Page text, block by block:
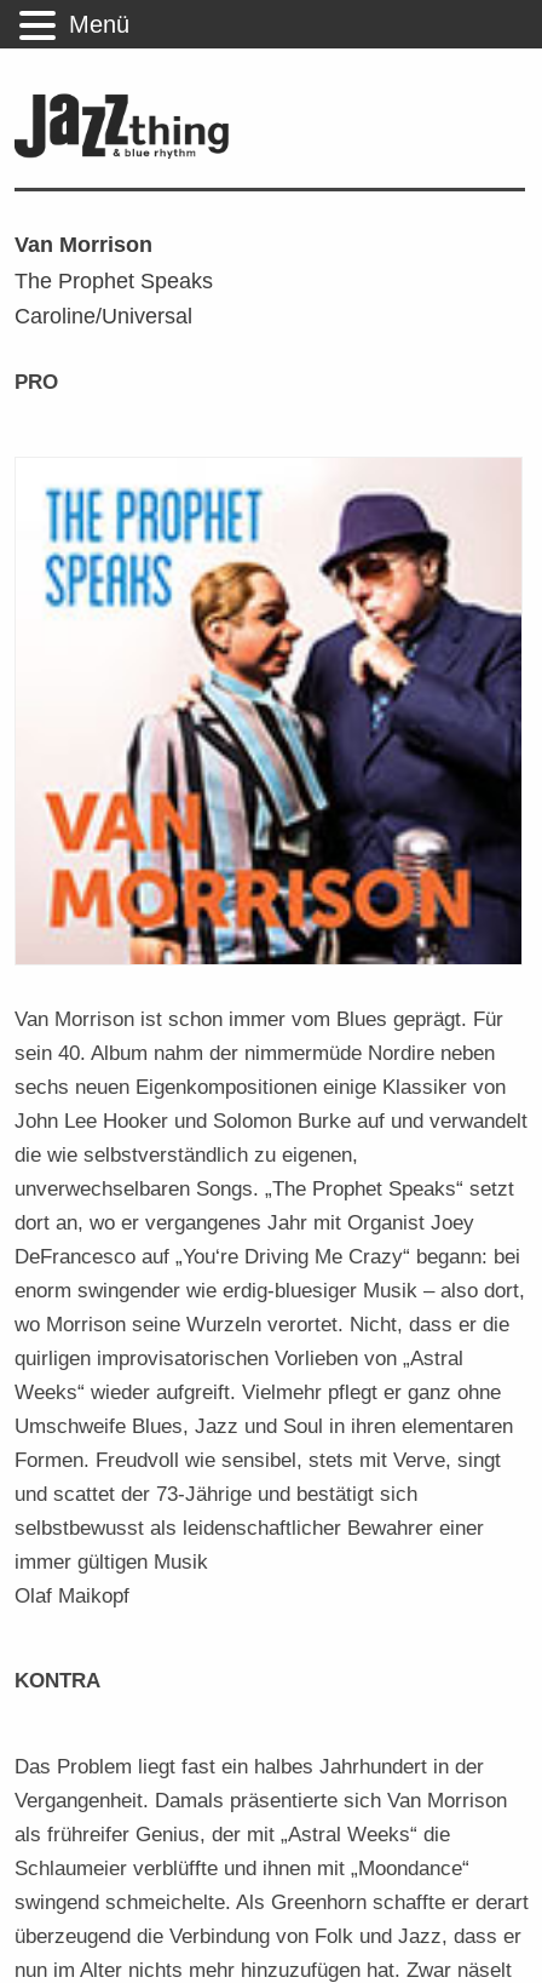
Van Morrison
The Prophet Speaks
Caroline/Universal
PRO
Van Morrison ist schon immer vom Blues geprägt. Für
sein 40. Album nahm der nimmermüde Nordire neben
sechs neuen Eigenkompositionen einige Klassiker von
John Lee Hooker und Solomon Burke auf und verwandelt
die wie selbstverständlich zu eigenen,
unverwechselbaren Songs. „The Prophet Speaks“ setzt
dort an, wo er vergangenes Jahr mit Organist Joey
DeFrancesco auf „You‘re Driving Me Crazy“ begann: bei
enorm swingender wie erdig-bluesiger Musik – also dort,
wo Morrison seine Wurzeln verortet. Nicht, dass er die
quirligen improvisatorischen Vorlieben von „Astral
Weeks“ wieder aufgreift. Vielmehr pflegt er ganz ohne
Umschweife Blues, Jazz und Soul in ihren elementaren
Formen. Freudvoll wie sensibel, stets mit Verve, singt
und scattet der 73-Jährige und bestätigt sich
selbstbewusst als leidenschaftlicher Bewahrer einer
immer gültigen Musik
Olaf Maikopf
KONTRA
Das Problem liegt fast ein halbes Jahrhundert in der
Vergangenheit. Damals präsentierte sich Van Morrison
als frühreifer Genius, der mit „Astral Weeks“ die
Schlaumeier verblüffte und ihnen mit „Moondance“
swingend schmeichelte. Als Greenhorn schaffte er derart
überzeugend die Verbindung von Folk und Jazz, dass er
nun im Alter nichts mehr hinzuzufügen hat. Zwar näselt
Menü